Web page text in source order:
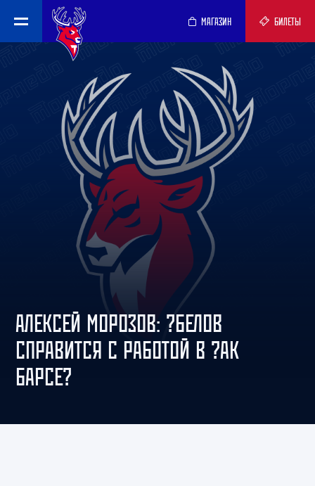
МАГАЗИН БИЛЕТЫ
АЛЕКСЕЙ МОРОЗОВ: ?БЕЛОВ
СПРАВИТСЯ С РАБОТОЙ В ?АК
БАРСЕ?